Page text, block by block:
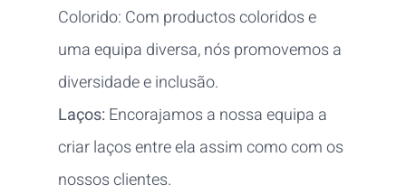
Colorido: Com productos coloridos e
uma equipa diversa, nós promovemos a
diversidade e inclusão.
Laços: Encorajamos a nossa equipa a
criar laços entre ela assim como com os
nossos clientes.